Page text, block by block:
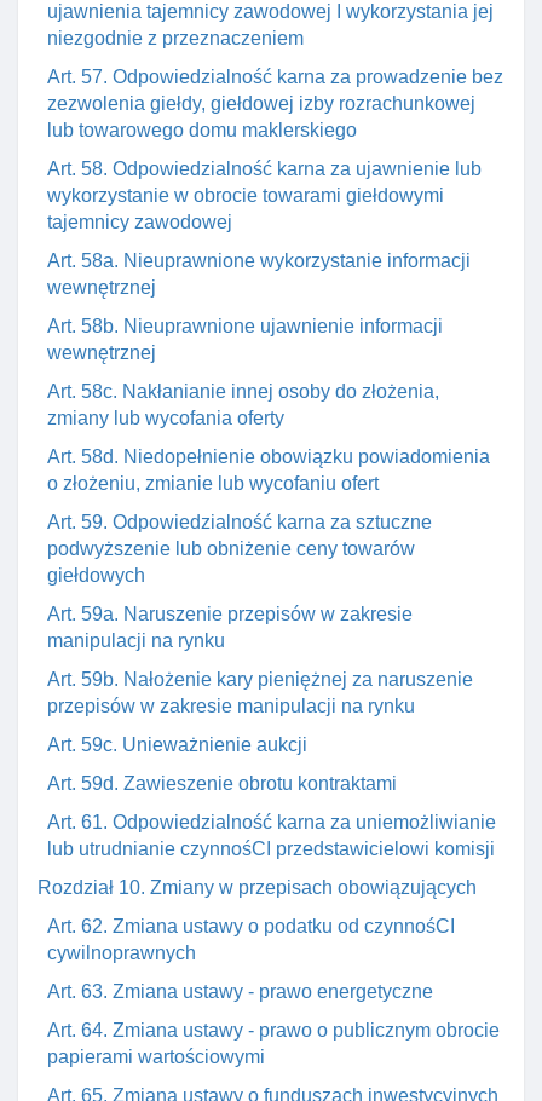
ujawnienia tajemnicy zawodowej I wykorzystania jej
niezgodnie z przeznaczeniem
Art. 57. Odpowiedzialność karna za prowadzenie bez
zezwolenia giełdy, giełdowej izby rozrachunkowej
lub towarowego domu maklerskiego
Art. 58. Odpowiedzialność karna za ujawnienie lub
wykorzystanie w obrocie towarami giełdowymi
tajemnicy zawodowej
Art. 58a. Nieuprawnione wykorzystanie informacji
wewnętrznej
Art. 58b. Nieuprawnione ujawnienie informacji
wewnętrznej
Art. 58c. Nakłanianie innej osoby do złożenia,
zmiany lub wycofania oferty
Art. 58d. Niedopełnienie obowiązku powiadomienia
o złożeniu, zmianie lub wycofaniu ofert
Art. 59. Odpowiedzialność karna za sztuczne
podwyższenie lub obniżenie ceny towarów
giełdowych
Art. 59a. Naruszenie przepisów w zakresie
manipulacji na rynku
Art. 59b. Nałożenie kary pieniężnej za naruszenie
przepisów w zakresie manipulacji na rynku
Art. 59c. Unieważnienie aukcji
Art. 59d. Zawieszenie obrotu kontraktami
Art. 61. Odpowiedzialność karna za uniemożliwianie
lub utrudnianie czynnośCI przedstawicielowi komisji
Rozdział 10. Zmiany w przepisach obowiązujących
Art. 62. Zmiana ustawy o podatku od czynnośCI
cywilnoprawnych
Art. 63. Zmiana ustawy - prawo energetyczne
Art. 64. Zmiana ustawy - prawo o publicznym obrocie
papierami wartościowymi
Art. 65. Zmiana ustawy o funduszach inwestycyjnych